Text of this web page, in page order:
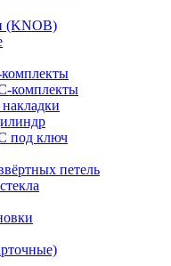
(KNOB)
комплекты
под ключ
петель